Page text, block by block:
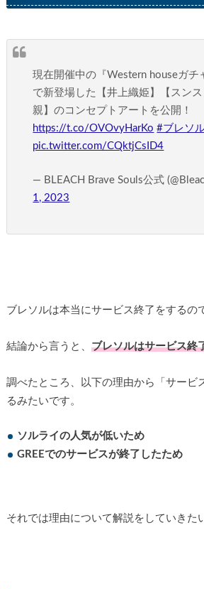
現在開催中の『Western houseガチ
で新登場した【井上織姫】【スン
親】のコンセプトアートを公開！
https://t.co/OVOvyHarKo #ブレソ
pic.twitter.com/CQktjCsID4
— BLEACH Brave Souls公式
1, 2023
ブレソルは本当にサービス終了をするの
結論から言うと、 ブレソルはサービス終
調べたところ、以下の理由から「サービ
るみたいです。
ソルライの人気が低いため
GREEでのサービスが終了したため
それでは理由について解説をしていきた